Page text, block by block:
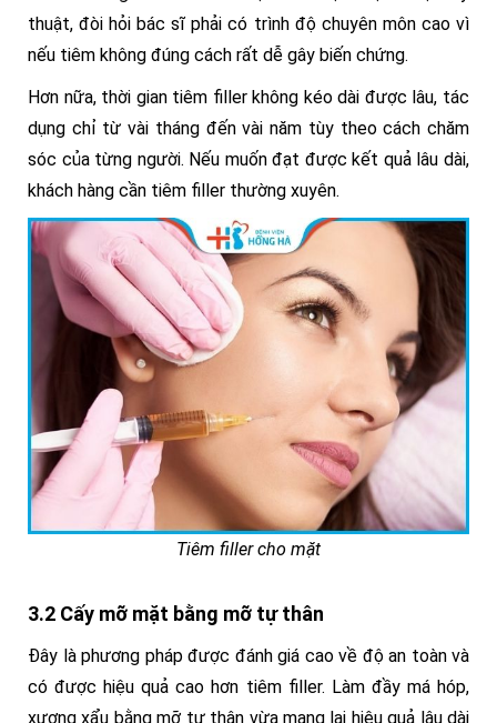
thuật, đòi hỏi bác sĩ phải có trình độ chuyên môn cao vì
nếu tiêm không đúng cách rất dễ gây biến chứng.
Hơn nữa, thời gian tiêm filler không kéo dài được lâu, tác
dụng chỉ từ vài tháng đến vài năm tùy theo cách chăm
sóc của từng người. Nếu muốn đạt được kết quả lâu dài,
khách hàng cần tiêm filler thường xuyên.
Tiêm filler cho mặt
3.2 Cấy mỡ mặt bằng mỡ tự thân
Đây là phương pháp được đánh giá cao về độ an toàn và
có được hiệu quả cao hơn tiêm filler. Làm đầy má hóp,
xương xẩu bằng mỡ tự thân vừa mang lại hiệu quả lâu dài